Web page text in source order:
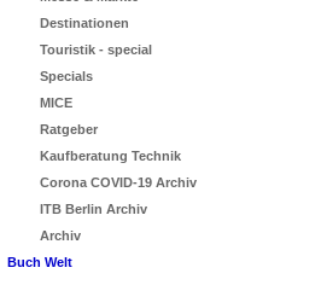
Destinationen
Touristik - special
Specials
MICE
Ratgeber
Kaufberatung Technik
Corona COVID-19 Archiv
ITB Berlin Archiv
Archiv
Buch Welt